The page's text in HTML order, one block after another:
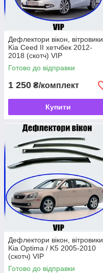
Дефлектори вікон, вітровики
Kia Ceed II хетчбек 2012-
2018 (скотч) VIP
Готово до відправки
1 250 ₴/комплект
Купити
Дефлектори вікон, вітровики
Kia Optima / K5 2005-2010
(скотч) VIP
Готово до відправки